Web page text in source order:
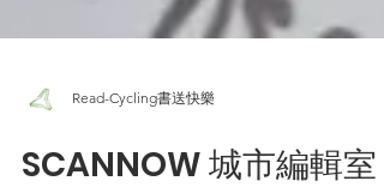
Read-Cycling書送快樂